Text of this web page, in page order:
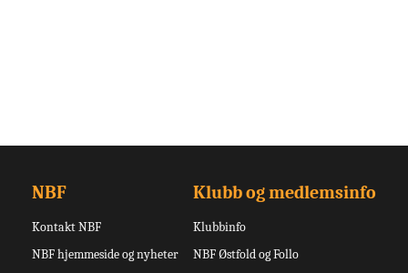
NBF
Kontakt NBF
NBF hjemmeside og nyheter
Klubb og medlemsinfo
Klubbinfo
NBF Østfold og Follo